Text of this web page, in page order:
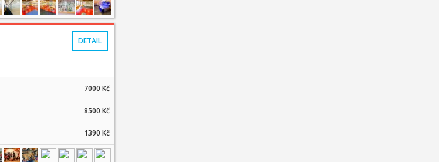
DETAIL
7000 Kč
8500 Kč
1390 Kč